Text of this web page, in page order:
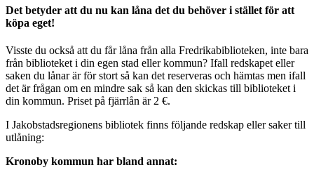
Det betyder att du nu kan låna det du behöver i stället för att
köpa eget!
Visste du också att du får låna från alla Fredrikabiblioteken, inte bara
från biblioteket i din egen stad eller kommun? Ifall redskapet eller
saken du lånar är för stort så kan det reserveras och hämtas men ifall
det är frågan om en mindre sak så kan den skickas till biblioteket i
din kommun. Priset på fjärrlån är 2 €.
I Jakobstadsregionens bibliotek finns följande redskap eller saker till
utlåning:
Kronoby kommun har bland annat: